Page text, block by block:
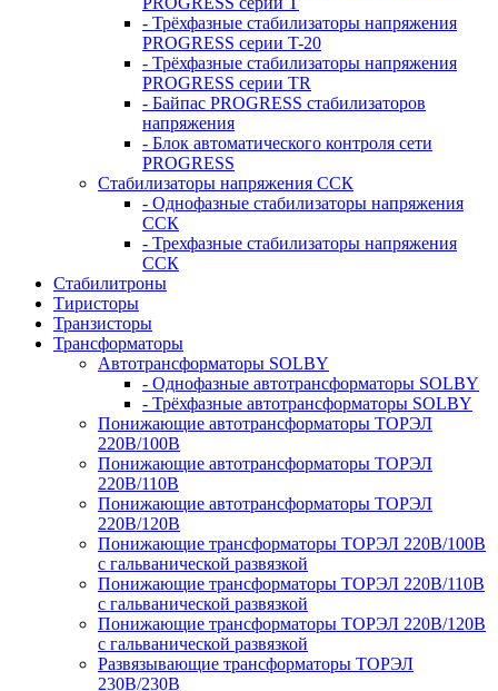
- Трёхфазные стабилизаторы напряжения
PROGRESS серии T-20
- Трёхфазные стабилизаторы напряжения
PROGRESS серии TR
- Байпас PROGRESS стабилизаторов
напряжения
- Блок автоматического контроля сети
PROGRESS
Стабилизаторы напряжения ССК
- Однофазные стабилизаторы напряжения
ССК
- Трехфазные стабилизаторы напряжения
ССК
Стабилитроны
Тиристоры
Транзисторы
Трансформаторы
Автотрансформаторы SOLBY
- Однофазные автотрансформаторы SOLBY
- Трёхфазные автотрансформаторы SOLBY
Понижающие автотрансформаторы ТОРЭЛ
220В/100В
Понижающие автотрансформаторы ТОРЭЛ
220В/110В
Понижающие автотрансформаторы ТОРЭЛ
220В/120В
Понижающие трансформаторы ТОРЭЛ 220В/100В
с гальванической развязкой
Понижающие трансформаторы ТОРЭЛ 220В/110В
с гальванической развязкой
Понижающие трансформаторы ТОРЭЛ 220В/120В
с гальванической развязкой
Развязывающие трансформаторы ТОРЭЛ
230В/230В